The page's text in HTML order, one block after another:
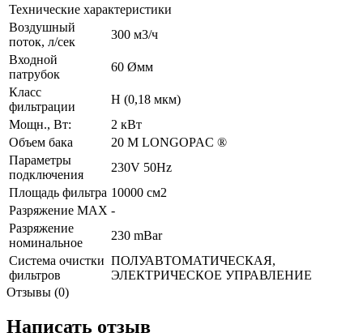
Технические характеристики
Воздушный
поток, л/сек
300 м3/ч
Входной
патрубок
60 Øмм
Класс
фильтрации
H (0,18 мкм)
Мощн., Вт:
2 кВт
Объем бака
20 M LONGOPAC ®
Параметры
подключения
230V 50Hz
Площадь фильтра 10000 см2
Разряжение МАХ -
Разряжение
номинальное
230 mBar
Система очистки
фильтров
ПОЛУАВТОМАТИЧЕСКАЯ,
ЭЛЕКТРИЧЕСКОЕ УПРАВЛЕНИЕ
Отзывы (0)
Написать отзыв